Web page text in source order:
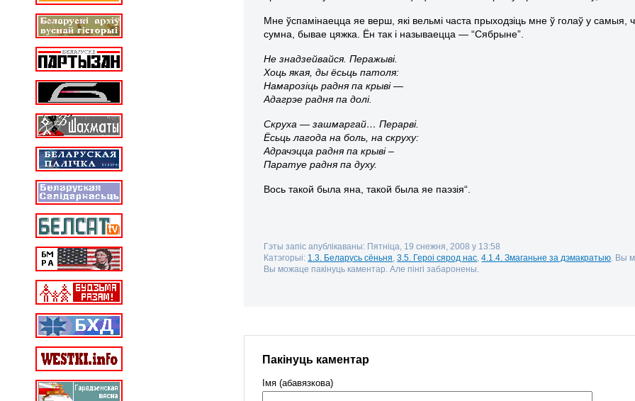
Мне ўспамінаецца яе верш, які вельмі часта прыходзіць мне ў голаў у
сумна, бывае цяжка. Ён так і называецца — “Сябрыне”.
Не знадзейвайся. Перажыві.
Хоць якая, ды ёсьць патоля:
Намарозіць радня па крыві —
Адагрэе радня па долі.
Скруха — зашмаргай… Перарві.
Ёсьць лагода на боль, на скруху:
Адрачэцца радня па крыві –
Паратуе радня па духу.
Вось такой была яна, такой была яе паэзія“.
Гэты запіс апублікаваны: Пятніца, 19 снежня, 2008 у 13:58
Катэгорыі: 1.3. Беларусь сёньня ,3.5. Героі сярод нас ,4.1.4. Змаганьне за дэмакратыю . Вы
Вы можаце пакінуць каментар. Але пінгі забаронены.
Пакінуць каментар
Імя (абавязкова)